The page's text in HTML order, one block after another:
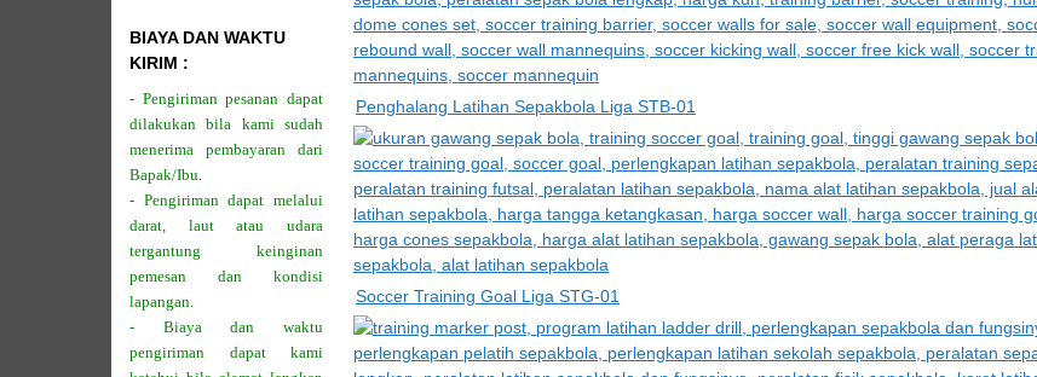
Penghalang Latihan Sepakbola Liga STB-01
Soccer Training Goal Liga STG-01
BIAYA DAN WAKTU
KIRIM :
- Pengiriman pesanan dapat
dilakukan bila kami sudah
menerima pembayaran dari
Bapak/Ibu.
- Pengiriman dapat melalui
darat, laut atau udara
tergantung keinginan
pemesan dan kondisi
lapangan.
- Biaya dan waktu
pengiriman dapat kami